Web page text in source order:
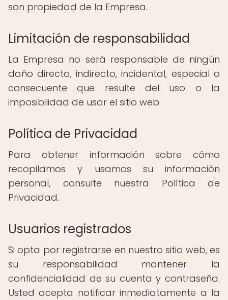
son propiedad de la Empresa.
Limitación de responsabilidad
La Empresa no será responsable de ningún
daño directo, indirecto, incidental, especial o
consecuente que resulte del uso o la
imposibilidad de usar el sitio web.
Política de Privacidad
Para obtener información sobre cómo
recopilamos y usamos su información
personal, consulte nuestra Política de
Privacidad.
Usuarios registrados
Si opta por registrarse en nuestro sitio web, es
su responsabilidad mantener la
confidencialidad de su cuenta y contraseña.
Usted acepta notificar inmediatamente a la